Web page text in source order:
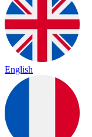
English